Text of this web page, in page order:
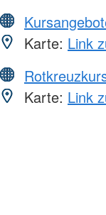
Karte: Link
Karte: Link